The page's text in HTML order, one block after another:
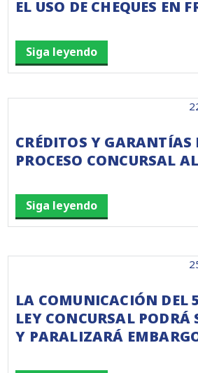
EL USO DE CHEQUES EN
Siga leyendo
CRÉDITOS Y GARANTÍAS
PROCESO CONCURSAL
Siga leyendo
LA COMUNICACIÓN DEL
LEY CONCURSAL PODRÁ
Y PARALIZARÁ